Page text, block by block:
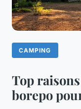
CAMPING
Top
borepo